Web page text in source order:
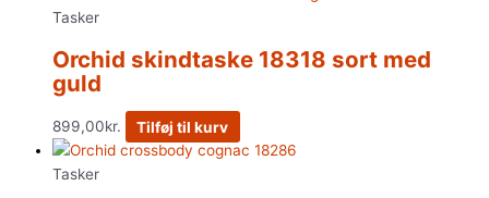
Tasker
Orchid skindtaske 18318 sort med
guld
899,00kr. Tilføj til kurv
Tasker